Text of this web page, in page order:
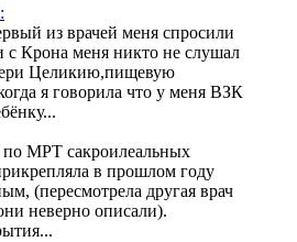
из врачей меня спросили
с Крона меня никто не слушал
Целикию,пищевую
я говорила что у меня ВЗК
по МРТ сакроилеальных
в прошлом году
(пересмотрела другая врач
неверно описали).